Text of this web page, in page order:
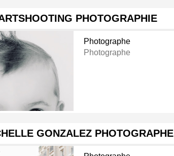
PHOTOGRAPHIE
Photographe
Photographe
GONZALEZ PHOTOGRAPHE